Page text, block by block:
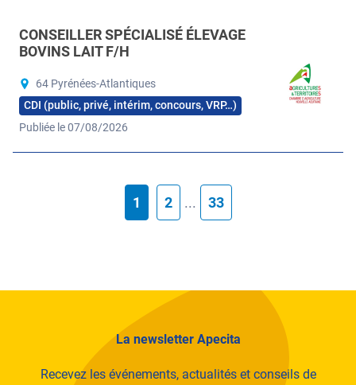
CONSEILLER SPÉCIALISÉ ÉLEVAGE
BOVINS LAIT F/H
64 Pyrénées-Atlantiques
CDI (public, privé, intérim, concours, VRP…)
Publiée le 07/08/2026
1 2 ... 33
La newsletter Apecita
Recevez les événements, actualités et conseils de